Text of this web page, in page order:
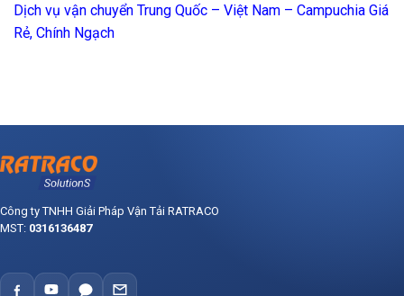
Dịch vụ vận chuyển Trung Quốc – Việt Nam – Campuchia Giá
Rẻ, Chính Ngạch
Công ty TNHH Giải Pháp Vận Tải RATRACO
MST: 0316136487